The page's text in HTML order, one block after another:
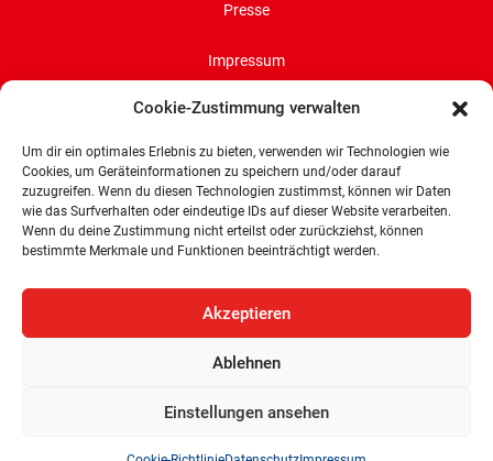
Cookie-Zustimmung verwalten
Um dir ein optimales Erlebnis zu bieten, verwenden wir Technologien wie
Cookies, um Geräteinformationen zu speichern und/oder darauf
zuzugreifen. Wenn du diesen Technologien zustimmst, können wir Daten
wie das Surfverhalten oder eindeutige IDs auf dieser Website verarbeiten.
Wenn du deine Zustimmung nicht erteilst oder zurückziehst, können
bestimmte Merkmale und Funktionen beeinträchtigt werden.
Akzeptieren
Ablehnen
Einstellungen ansehen
Presse
Impressum
Datenschutz
Cookie-Richtlinie (EU)
SPD-Bürgerschaftsfraktion
Land Bremen
28195 Bremen
E-Mail: info@spd-fraktion-bremen.de